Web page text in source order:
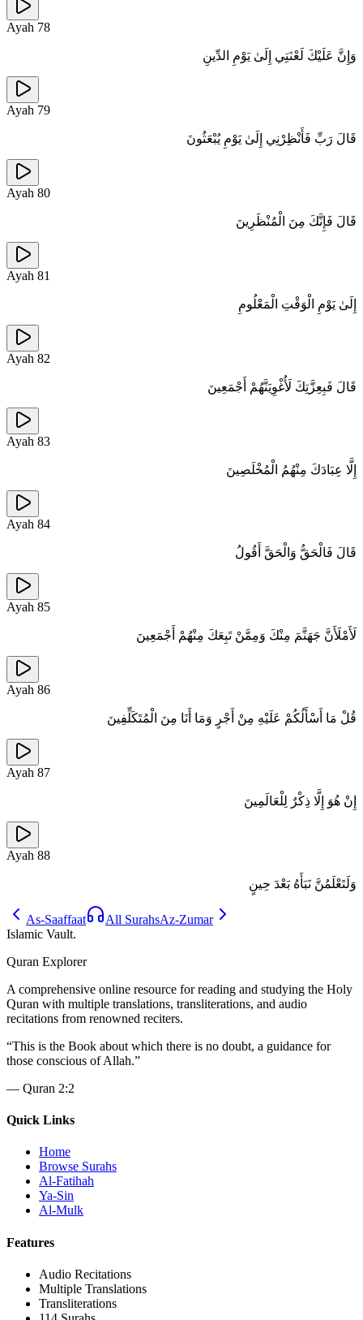
Ayah 78
وَإِنَّ عَلَيْكَ لَعْنَتِي إِلَىٰ يَوْمِ الدِّينِ
Ayah 79
قَالَ رَبِّ فَأَنْظِرْنِي إِلَىٰ يَوْمِ يُبْعَثُونَ
Ayah 80
قَالَ فَإِنَّكَ مِنَ الْمُنْظَرِينَ
Ayah 81
إِلَىٰ يَوْمِ الْوَقْتِ الْمَعْلُومِ
Ayah 82
قَالَ فَبِعِزَّتِكَ لَأُغْوِيَنَّهُمْ أَجْمَعِينَ
Ayah 83
إِلَّا عِبَادَكَ مِنْهُمُ الْمُخْلَصِينَ
Ayah 84
قَالَ فَالْحَقُّ وَالْحَقَّ أَقُولُ
Ayah 85
لَأَمْلَأَنَّ جَهَنَّمَ مِنْكَ وَمِمَّنْ تَبِعَكَ مِنْهُمْ أَجْمَعِينَ
Ayah 86
قُلْ مَا أَسْأَلُكُمْ عَلَيْهِ مِنْ أَجْرٍ وَمَا أَنَا مِنَ الْمُتَكَلِّفِينَ
Ayah 87
إِنْ هُوَ إِلَّا ذِكْرٌ لِلْعَالَمِينَ
Ayah 88
وَلَتَعْلَمُنَّ نَبَأَهُ بَعْدَ حِينٍ
As-Saaffaat All SurahsAz-Zumar
Islamic Vault.
Quran Explorer
A comprehensive online resource for reading and studying the Holy
Quran with multiple translations, transliterations, and audio
recitations from renowned reciters.
“This is the Book about which there is no doubt, a guidance for
those conscious of Allah.”
— Quran 2:2
Quick Links
Home
Browse Surahs
Al-Fatihah
Ya-Sin
Al-Mulk
Features
Audio Recitations
Multiple Translations
Transliterations